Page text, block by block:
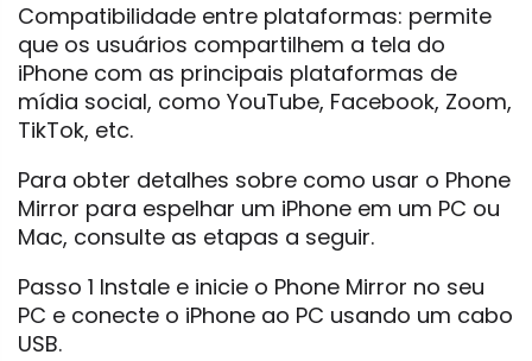
Compatibilidade entre plataformas: permite
que os usuários compartilhem a tela do
iPhone com as principais plataformas de
mídia social, como YouTube, Facebook, Zoom,
TikTok, etc.
Para obter detalhes sobre como usar o Phone
Mirror para espelhar um iPhone em um PC ou
Mac, consulte as etapas a seguir.
Passo 1 Instale e inicie o Phone Mirror no seu
PC e conecte o iPhone ao PC usando um cabo
USB.